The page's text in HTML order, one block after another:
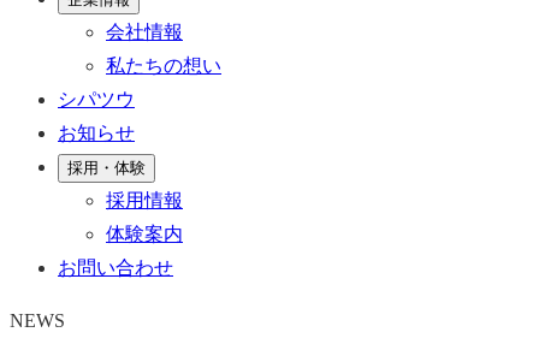
会社情報
私たちの想い
シパツウ
お知らせ
採用・体験
採用情報
体験案内
お問い合わせ
NEWS